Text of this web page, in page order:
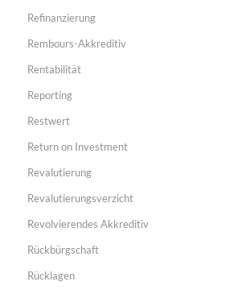
Refinanzierung
Rembours-Akkreditiv
Rentabilität
Reporting
Restwert
Return on Investment
Revalutierung
Revalutierungsverzicht
Revolvierendes Akkreditiv
Rückbürgschaft
Rücklagen